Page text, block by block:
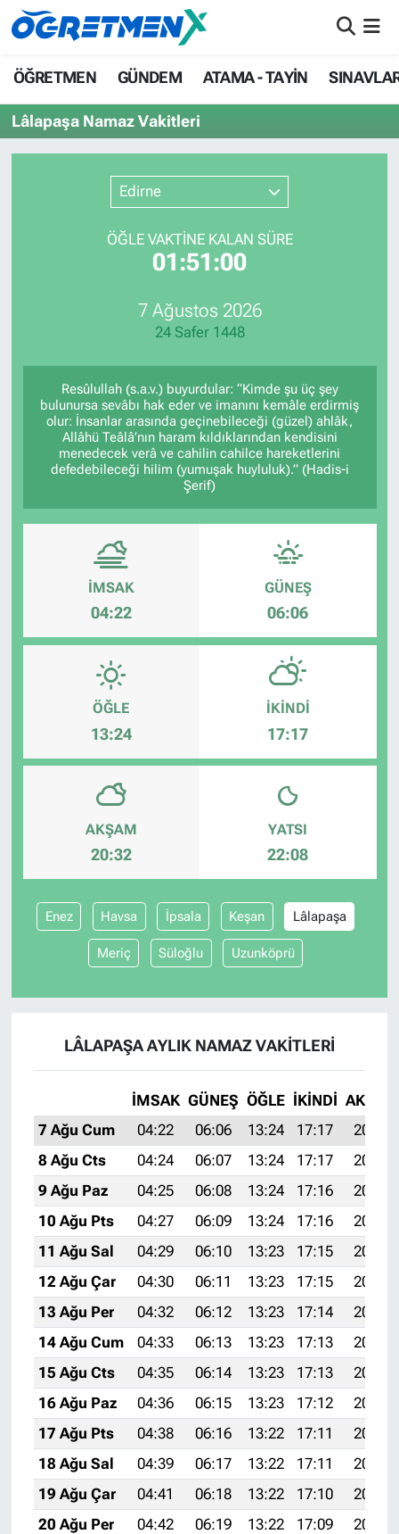
ÖĞRETMEN GÜNDEM ATAMA - TAYİN
Lâlapaşa Namaz Vakitleri
Edirne
ÖĞLE VAKTİNE KALAN SÜRE
01:51:00
7 Ağustos 2026
24 Safer 1448
Resûlullah (s.a.v.) buyurdular: “Kimde şu üç şey
bulunursa sevâbı hak eder ve imanını kemâle erdirmiş
olur: İnsanlar arasında geçinebileceği (güzel) ahlâk,
Allâhü Teâlâ’nın haram kıldıklarından kendisini
menedecek verâ ve cahilin cahilce hareketlerini
defedebileceği hilim (yumuşak huyluluk).” (Hadis-i
Şerif)
İMSAK
04:22
GÜNEŞ
06:06
ÖĞLE
13:24
İKINDI
17:17
AKŞAM
20:32
YATSI
22:08
Enez Havsa İpsala Keşan Lâlapaşa
Meriç Süloğlu Uzunköprü
LÂLAPAŞA AYLIK NAMAZ VAKITLERI
İMSAK GÜNEŞ ÖĞLE İKINDI AKŞAM
7 Ağu Cum
04:22 06:06 13:24 17:17
20:32
8 Ağu Cts
04:24 06:07 13:24 17:17
20:31
9 Ağu Paz
04:25 06:08 13:24 17:16
20:30
10 Ağu Pts
04:27 06:09 13:24 17:16
20:28
11 Ağu Sal
04:29 06:10 13:23 17:15
20:27
12 Ağu Çar
04:30 06:11 13:23 17:15
20:26
13 Ağu Per
04:32 06:12 13:23 17:14
20:24
14 Ağu Cum
04:33 06:13 13:23 17:13
20:23
15 Ağu Cts
04:35 06:14 13:23 17:13
20:21
16 Ağu Paz
04:36 06:15 13:23 17:12
20:20
17 Ağu Pts
04:38 06:16 13:22 17:11
20:19
18 Ağu Sal
04:39 06:17 13:22 17:11
20:17
19 Ağu Çar
04:41 06:18 13:22 17:10
20:16
20 Ağu Per
04:42 06:19 13:22 17:09
20:14
ÖĞRETMEN
GÜNDEM
ATAMA - TAYİN
SINAVLAR
HAYATIN İÇİNDEN
İstanbul Nöbetçi Eczaneler
İstanbul Hava Durumu
İstanbul Namaz Vakitleri
İstanbul Trafik Yoğunluk Haritası
Süper Lig Puan Durumu ve Fikstür
Son Dakika Haberleri
Haber Arşivi